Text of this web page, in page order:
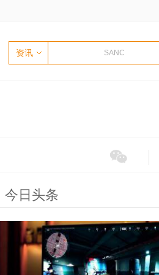
资讯
今日头条